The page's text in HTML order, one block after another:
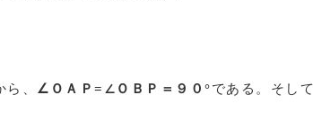
、 ∠ＯＡＰ=∠ＯＢＰ＝９０°である。そして